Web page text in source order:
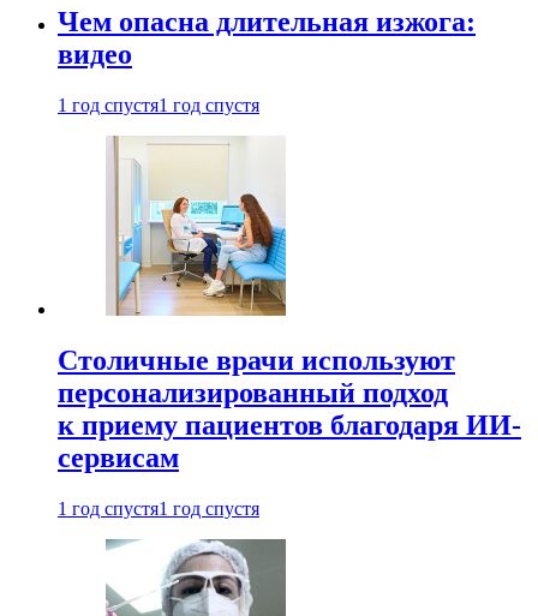
Чем опасна длительная изжога:
видео
1 год спустя1 год спустя
Столичные врачи используют
персонализированный подход
к приему пациентов благодаря ИИ-
сервисам
1 год спустя1 год спустя